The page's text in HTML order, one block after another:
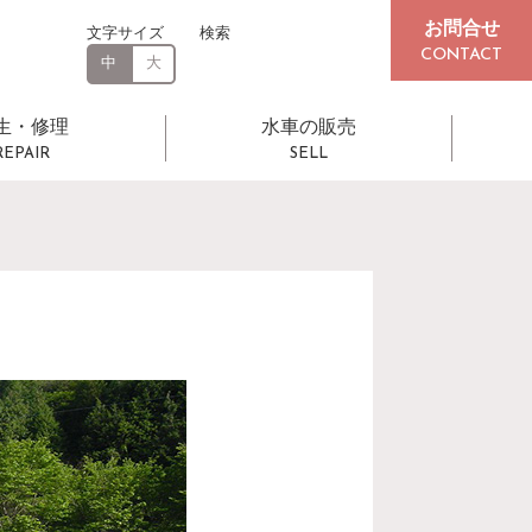
文字サイズ
中
大
検索 お問合せ
CONTACT
・修理 水車の販売
SELL